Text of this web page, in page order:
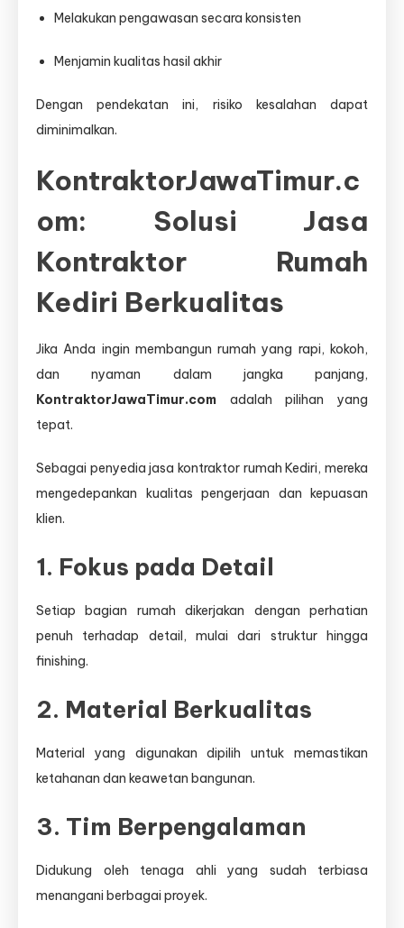
Melakukan pengawasan secara konsisten
Menjamin kualitas hasil akhir
Dengan pendekatan ini, risiko kesalahan dapat
diminimalkan.
KontraktorJawaTimur.c
om: Solusi Jasa
Kontraktor Rumah
Kediri Berkualitas
Jika Anda ingin membangun rumah yang rapi, kokoh,
dan nyaman dalam jangka panjang,
KontraktorJawaTimur.com adalah pilihan yang
tepat.
Sebagai penyedia jasa kontraktor rumah Kediri, mereka
mengedepankan kualitas pengerjaan dan kepuasan
klien.
1. Fokus pada Detail
Setiap bagian rumah dikerjakan dengan perhatian
penuh terhadap detail, mulai dari struktur hingga
finishing.
2. Material Berkualitas
Material yang digunakan dipilih untuk memastikan
ketahanan dan keawetan bangunan.
3. Tim Berpengalaman
Didukung oleh tenaga ahli yang sudah terbiasa
menangani berbagai proyek.